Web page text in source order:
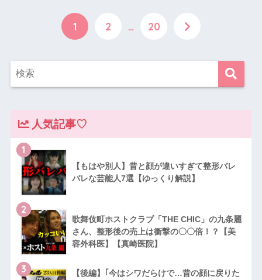
1 2 … 20
人気記事♡
1
【もはや別人】昔と顔が違いすぎて整形バレ
バレな芸能人7選【ゆっくり解説】
2
歌舞伎町ホストクラブ「THE CHIC」の九条麗
さん、整形後の売上は衝撃の〇〇倍！？【美
容外科医】【真崎医院】
3
【後編】｢今はシワだらけで…昔の顔に戻りた